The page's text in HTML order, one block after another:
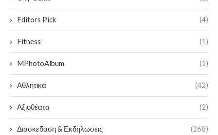
Editors Pick (4)
Fitness (1)
MPhotoAlbum (1)
Αθλητικά (42)
Αξιοθέατα (2)
Διασκεδαση & Εκδηλωσεις (268)